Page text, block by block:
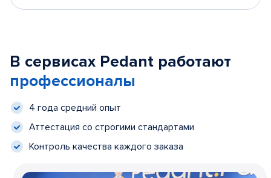
В сервисах Pedant работают
профессионалы
4 года средний опыт
Аттестация со строгими стандартами
Контроль качества каждого заказа